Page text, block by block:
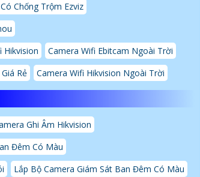
Chống Trộm Ezviz
Hikvision
Camera Wifi Ebitcam Ngoài Trời
Rẻ Camera Wifi Hikvision Ngoài Trời
Ghi Âm Hikvision
Đêm Có Màu
Lắp Bộ Camera Giám Sát Ban Đêm Có Màu